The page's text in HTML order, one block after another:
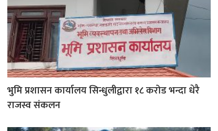
भुमि प्रशासन कार्यालय सिन्धुलीद्वारा १८ करोड भन्दा धेरै
राजस्व संकलन